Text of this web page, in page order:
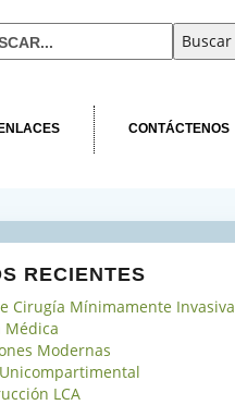
ENLACES CONTÁCTENOS
RECIENTES
Cirugía Mínimamente Invasiva
Médica
Modernas
LCA